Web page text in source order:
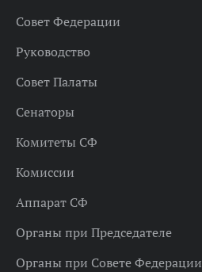
Совет Федерации
Руководство
Совет Палаты
Сенаторы
Комитеты СФ
Комиссии
Аппарат СФ
Органы при Председателе
Органы при Совете Федерации